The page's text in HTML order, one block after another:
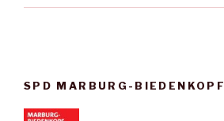
SPD MARBURG-BIEDENKOPF